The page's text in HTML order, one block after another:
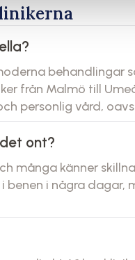
behandlingar
från Malmö till
personlig vård,
ont?
många känner
benen i några